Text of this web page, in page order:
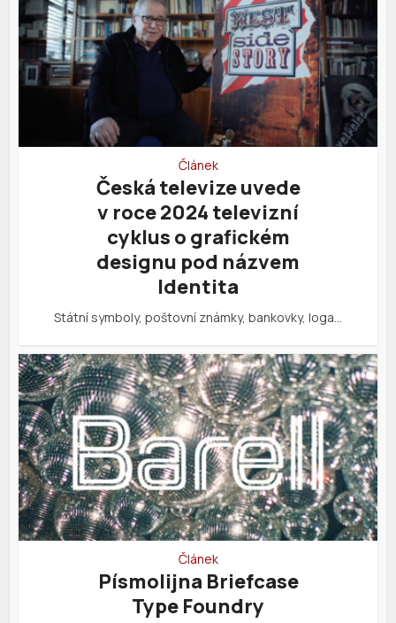
Článek
Česká televize uvede
v roce 2024 televizní
cyklus o grafickém
designu pod názvem
Identita
Státní symboly, poštovní známky, bankovky, loga…
Článek
Písmolijna Briefcase
Type Foundry